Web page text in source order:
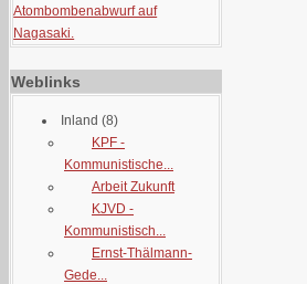
Atombombenabwurf auf
Nagasaki.
Weblinks
Inland (8)
KPF -
Kommunistische...
Arbeit Zukunft
KJVD -
Kommunistisch...
Ernst-Thälmann-
Gede...